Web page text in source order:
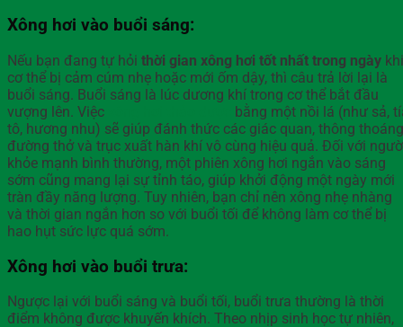
Xông hơi vào buổi sáng:
Nếu bạn đang tự hỏi thời gian xông hơi tốt nhất trong ngày khi
cơ thể bị cảm cúm nhẹ hoặc mới ốm dậy, thì câu trả lời lại là
buổi sáng. Buổi sáng là lúc dương khí trong cơ thể bắt đầu
vượng lên. Việc
bằng một nồi lá (như sả,
tô, hương nhu) sẽ giúp đánh thức các giác quan, thông thoáng
đường thở và trục xuất hàn khí vô cùng hiệu quả. Đối với
khỏe mạnh bình thường, một phiên xông hơi ngắn vào sáng
sớm cũng mang lại sự tỉnh táo, giúp khởi động một ngày mới
tràn đầy năng lượng. Tuy nhiên, bạn chỉ nên xông nhẹ nhàng
và thời gian ngắn hơn so với buổi tối để không làm cơ thể bị
hao hụt sức lực quá sớm.
Xông hơi vào buổi trưa:
Ngược lại với buổi sáng và buổi tối, buổi trưa thường là thời
điểm không được khuyến khích. Theo nhịp sinh học tự nhiên,